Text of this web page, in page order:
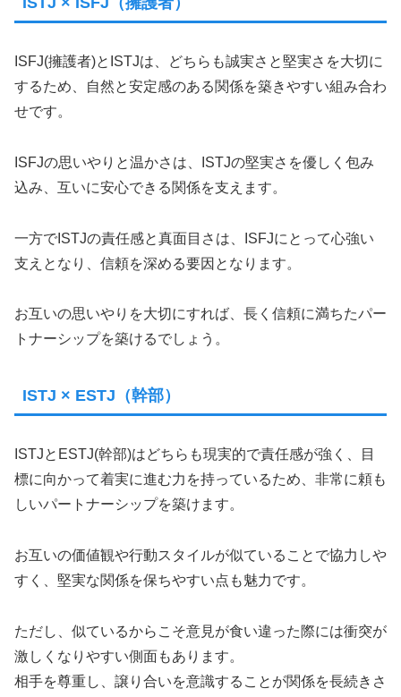
ISFJ(擁護者)とISTJは、どちらも誠実さと堅実さを大切に
するため、自然と安定感のある関係を築きやすい組み合わ
せです。
ISFJの思いやりと温かさは、ISTJの堅実さを優しく包み
込み、互いに安心できる関係を支えます。
一方でISTJの責任感と真面目さは、ISFJにとって心強い
支えとなり、信頼を深める要因となります。
お互いの思いやりを大切にすれば、長く信頼に満ちたパー
トナーシップを築けるでしょう。
ISTJ × ESTJ（幹部）
ISTJとESTJ(幹部)はどちらも現実的で責任感が強く、目
標に向かって着実に進む力を持っているため、非常に頼も
しいパートナーシップを築けます。
お互いの価値観や行動スタイルが似ていることで協力しや
すく、堅実な関係を保ちやすい点も魅力です。
ただし、似ているからこそ意見が食い違った際には衝突が
激しくなりやすい側面もあります。
相手を尊重し、譲り合いを意識することが関係を長続きさ